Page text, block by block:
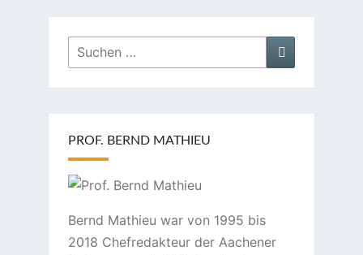
Suchen
nach:
Suchen
PROF. BERND MATHIEU
Bernd Mathieu war von 1995 bis
2018 Chefredakteur der Aachener